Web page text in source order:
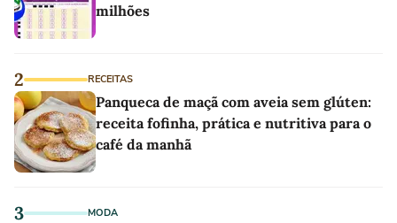
milhões
2 RECEITAS
Panqueca de maçã com aveia sem glúten:
receita fofinha, prática e nutritiva para o
café da manhã
3 MODA